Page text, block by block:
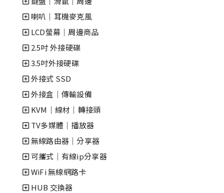
喇叭｜耳機麥克風
LCD螢幕│周邊商品
2.5吋 外接硬碟
3.5吋外接硬碟
外接式 SSD
外接盒｜傳輸設備
KVM｜線材｜轉接頭
TV多媒體｜播放器
無線路由器│分享器
可攜式│有線ip分享器
WiFi 無線網路卡
HUB 交換器